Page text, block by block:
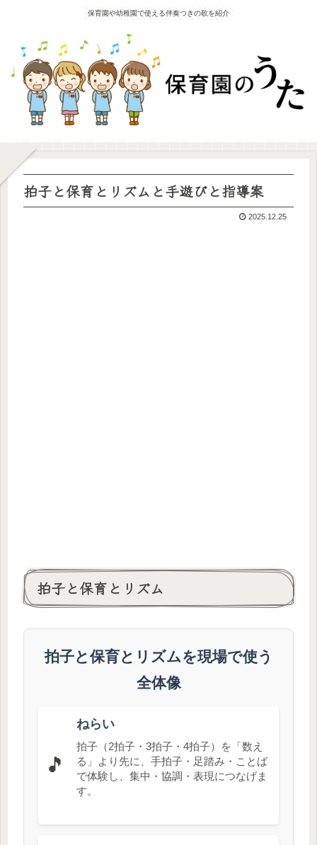
保育園や幼稚園で使える伴奏つきの歌を紹介
拍子と保育とリズムと手遊びと指導案
2025.12.25
拍子と保育とリズム
拍子と保育とリズムを現場で使う
全体像
🎵
ねらい
拍子（2拍子・3拍子・4拍子）を「数え
る」より先に、手拍子・足踏み・ことば
で体験し、集中・協調・表現につなげま
す。